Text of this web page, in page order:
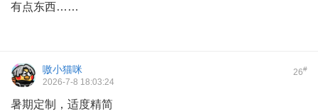
有点东西……
26#
嗷小猫咪
2026-7-8 18:03:24
暑期定制，适度精简